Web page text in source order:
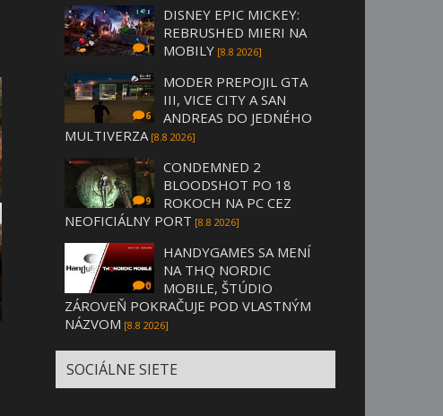
1
DISNEY EPIC MICKEY:
REBRUSHED MIERI NA
MOBILY [8.8 2026]
6
MODER PREPOJIL GTA
III, VICE CITY A SAN
ANDREAS DO JEDNÉHO
MULTIVERZA [8.8 2026]
9
CONDEMNED 2
BLOODSHOT PO 18
ROKOCH NA PC CEZ
NEOFICIÁLNY PORT [8.8 2026]
0
HANDYGAMES SA MENÍ
NA THQ NORDIC
MOBILE, ŠTÚDIO
ZÁROVEŇ POKRAČUJE POD VLASTNÝM
NÁZVOM [8.8 2026]
SOCIÁLNE SIETE